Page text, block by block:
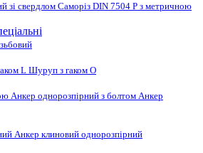
зі свердлом Саморіз DIN 7504 P з метричною
L Шуруп з гаком O
Анкер однорозпірний з болтом Анкер
Анкер клиновий однорозпірний